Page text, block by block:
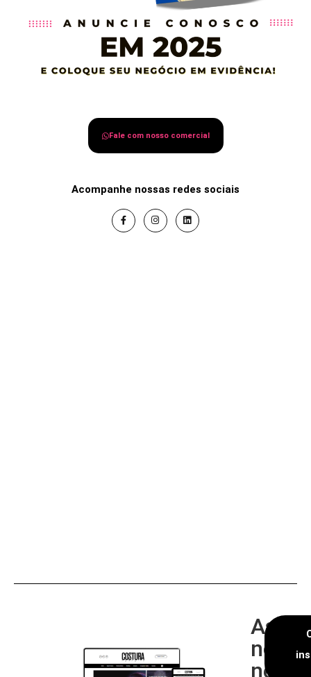
Fale com nosso comercial
Acompanhe nossas redes sociais
nossa